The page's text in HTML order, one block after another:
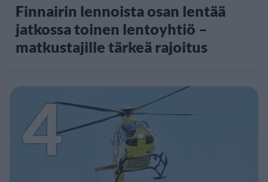
Finnairin lennoista osan lentää
jatkossa toinen lentoyhtiö –
matkustajille tärkeä rajoitus
4